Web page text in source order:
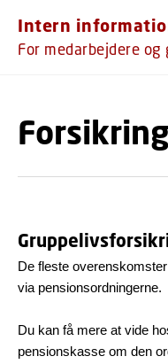
Intern
For medarbejdere
Forsikring
De fleste
via pensionsordningerne.
Du kan få mere at vide
pensionskasse om den